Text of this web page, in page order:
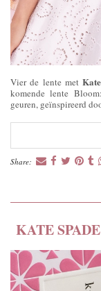
Vier de lente met
komende lente
geuren, geïnspireerd
Share:
KATE